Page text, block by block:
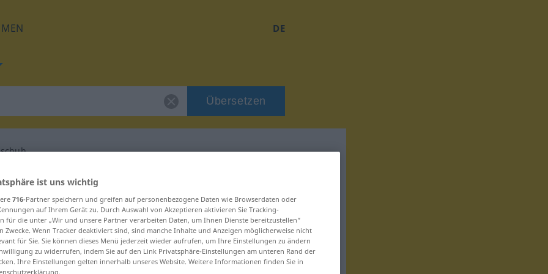
DE
Übersetzen
"Schutzhandschuh"
ist uns wichtig
716-Partner speichern und greifen auf personenbezogene Daten wie Browserdaten oder
auf Ihrem Gerät zu. Durch Auswahl von Akzeptieren aktivieren Sie Tracking-
für die unter „Wir und unsere Partner verarbeiten Daten, um Ihnen Dienste bereitzustellen“
Zwecke. Wenn Tracker deaktiviert sind, sind manche Inhalte und Anzeigen möglicherweise nicht
für Sie. Sie können dieses Menü jederzeit wieder aufrufen, um Ihre Einstellungen zu ändern
zu widerrufen, indem Sie auf den Link Privatsphäre-Einstellungen am unteren Rand der
Ihre Einstellungen gelten innerhalb unseres Website. Weitere Informationen finden Sie in